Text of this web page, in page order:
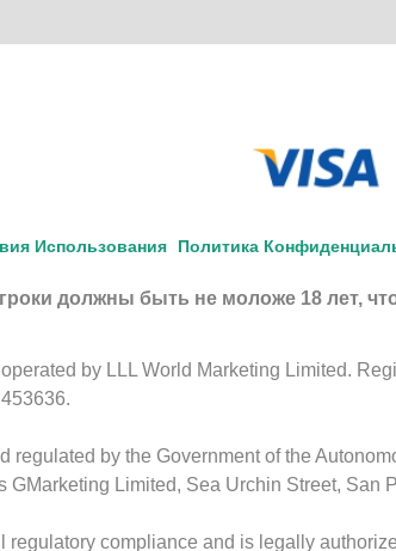
Использования Политика
должны быть не моложе 18 лет,
by LLL World Marketing Limited.
regulated by the Government of the
GMarketing Limited, Sea Urchin Street, San
compliance and is legally